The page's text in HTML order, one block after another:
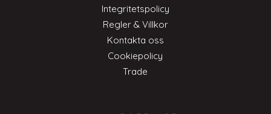
Integritetspolicy
Regler & Villkor
Kontakta oss
Cookiepolicy
Trade